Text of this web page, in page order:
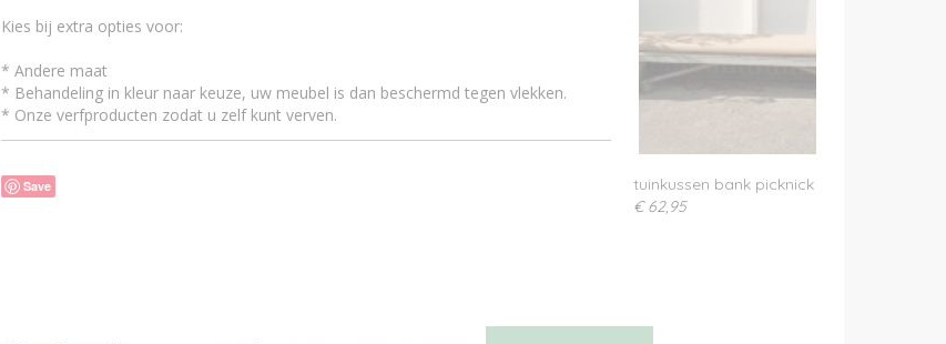
Kies bij extra opties voor:
* Andere maat
* Behandeling in kleur naar keuze, uw meubel is dan beschermd tegen vlekken.
* Onze verfproducten zodat u zelf kunt verven.
Save
tuinkussen bank picknick
€ 62,95